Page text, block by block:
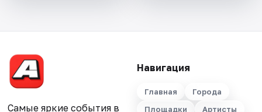
Самые яркие события в
Навигация
Главная
Города
Площадки
Артисты